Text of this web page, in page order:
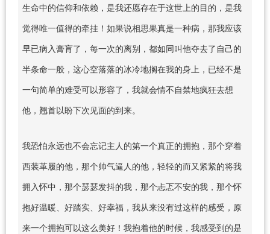
生命中的信仰和依赖，是我还愿存在于这世上的目的，是我
觉得唯一值得的牵挂！如果说相思果真是一种病，那我应该
早已病入膏肓了，每一次的离别，都如同叫他夺去了自己的
半条命一般，这心空落落的冰冷地搁在我的身上，已经不是
一句简单的难受可以形容了，我就会情不自禁地疯狂去想
他，翘首以盼下次见面的到来。
我恐怕永远也不会忘记主人的第一个真正的拥抱，那个穿着
西装革履的他，那个帅气逼人的他，轻轻的而又紧紧的将我
拥入怀中，那个瑟瑟发抖的我，那个忐忑不安的我，那个怀
抱好温暖、好踏实、好幸福，我从来没有过这样的感受，原
来一个拥抱可以这么美好！我抱着他的时候，我感受到的是